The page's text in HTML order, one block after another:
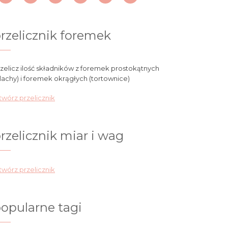
foremek
ilość składników z foremek prostokątnych
i foremek okrągłych (tortownice)
przelicznik
miar i wag
przelicznik
tagi